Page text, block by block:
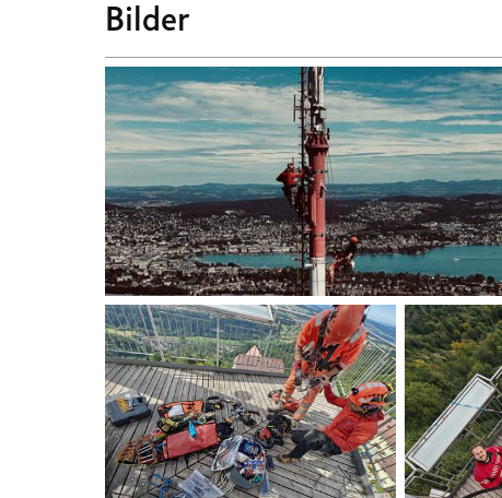
Bilder